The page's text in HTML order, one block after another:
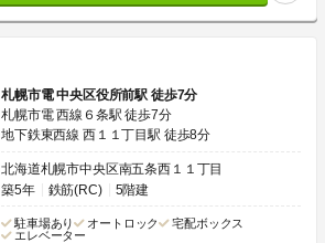
札幌市電 中央区役所前駅 徒歩7分
札幌市電 西線６条駅 徒歩7分
地下鉄東西線 西１１丁目駅 徒歩8分
北海道札幌市中央区南五条西１１丁目
築5年
鉄筋(RC) 5階建
駐車場あり オートロック
宅配ボックス
エレベーター